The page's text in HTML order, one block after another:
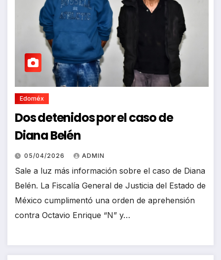
Edoméx
Dos detenidos por el caso de
Diana Belén
05/04/2026 ADMIN
Sale a luz más información sobre el caso de Diana
Belén. La Fiscalía General de Justicia del Estado de
México cumplimentó una orden de aprehensión
contra Octavio Enrique “N” y…